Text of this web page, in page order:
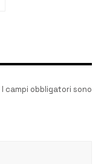
I campi obbligatori sono